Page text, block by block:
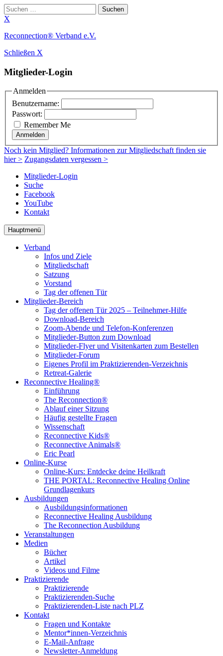
Suchen
nach:
X
Zum
springen
Reconnection® Verband e.V.
Schließen X
Mitglieder-Login
Anmelden
Benutzername:
Passwort:
Remember Me
Anmelden
Noch kein Mitglied? Informationen zur Mitgliedschaft finden sie
hier > Zugangsdaten vergessen >
Mitglieder-Login
Suche
Facebook
YouTube
Kontakt
Hauptmenü
Verband
Infos und Ziele
Mitgliedschaft
Satzung
Vorstand
Tag der offenen Tür
Mitglieder-Bereich
Tag der offenen Tür 2025 – Teilnehmer-Hilfe
Download-Bereich
Zoom-Abende und Telefon-Konferenzen
Mitglieder-Button zum Download
Mitglieder-Flyer und Visitenkarten zum Bestellen
Mitglieder-Forum
Eigenes Profil im Praktizierenden-Verzeichnis
Retreat-Galerie
Reconnective Healing®
Einführung
The Reconnection®
Ablauf einer Sitzung
Häufig gestellte Fragen
Wissenschaft
Reconnective Kids®
Reconnective Animals®
Eric Pearl
Online-Kurse
Online-Kurs: Entdecke deine Heilkraft
THE PORTAL: Reconnective Healing Online
Grundlagenkurs
Ausbildungen
Ausbildungsinformationen
Reconnective Healing Ausbildung
The Reconnection Ausbildung
Veranstaltungen
Medien
Bücher
Artikel
Videos und Filme
Praktizierende
Praktizierende
Praktizierenden-Suche
Praktizierenden-Liste nach PLZ
Kontakt
Fragen und Kontakte
Mentor*innen-Verzeichnis
E-Mail-Anfrage
Newsletter-Anmeldung